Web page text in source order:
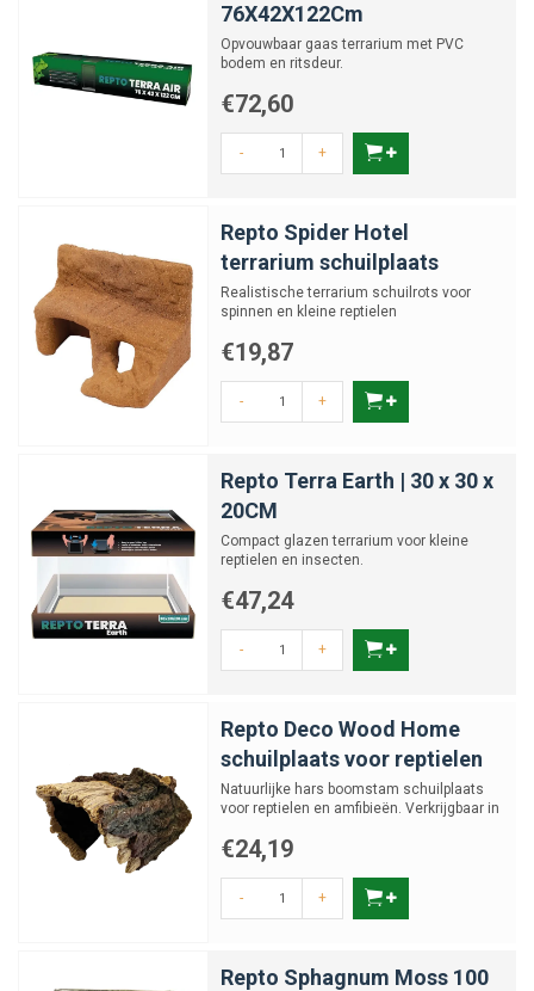
76X42X122Cm
Opvouwbaar gaas terrarium met PVC
bodem en ritsdeur.
€72,60
- +
Repto Spider Hotel
terrarium schuilplaats
Realistische terrarium schuilrots voor
spinnen en kleine reptielen
€19,87
- +
Repto Terra Earth | 30 x 30 x
20CM
Compact glazen terrarium voor kleine
reptielen en insecten.
€47,24
- +
Repto Deco Wood Home
schuilplaats voor reptielen
Natuurlijke hars boomstam schuilplaats
voor reptielen en amfibieën. Verkrijgbaar in
€24,19
- +
Repto Sphagnum Moss 100